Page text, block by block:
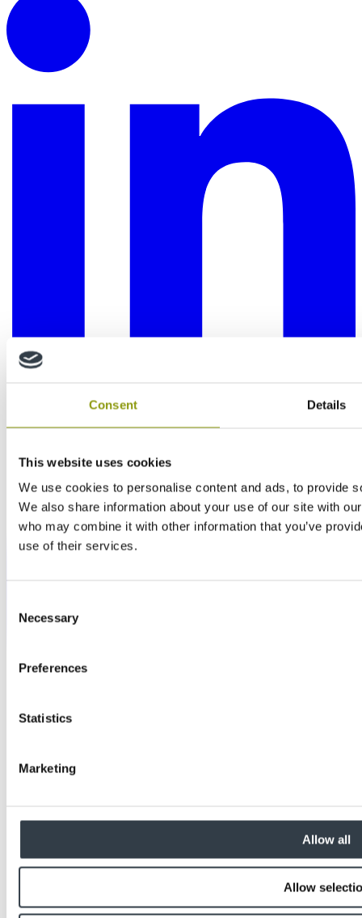
Consent Details
This website uses cookies
We use cookies to personalise content and ads, to provide
We also share information about your use of our site with
who may combine it with other information that you’ve
use of their services.
Selection
Necessary
Preferences
Statistics
Marketing
Allow all
Allow